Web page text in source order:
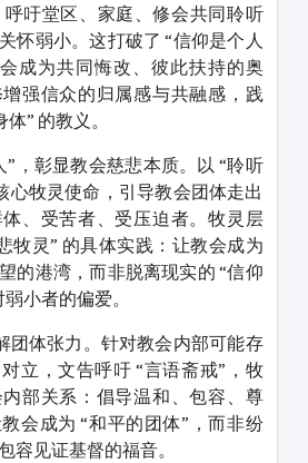
呼吁堂区、家庭、修会共同聆听
怀弱小。这打破了 “信仰是个人
成为共同悔改、彼此扶持的奥
强信众的归属感与共融感，践
” 的教义。
，彰显教会慈悲本质。以 “聆听
心牧灵使命，引导教会团体走出
、受苦者、受压迫者。牧灵层
牧灵” 的具体实践：让教会成为
的港湾，而非脱离现实的 “信仰
小者的偏爱。
团体张力。针对教会内部可能存
立，文告呼吁 “言语斋戒”，牧
部关系：倡导温和、包容、尊
会成为 “和平的团体”，而非纷
容见证基督的福音。